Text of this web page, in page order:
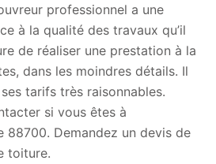
professionnel a une
à la qualité des travaux qu’il
de réaliser une prestation à la
dans les moindres détails. Il
tarifs très raisonnables.
si vous êtes à
88700. Demandez un devis de
toiture.